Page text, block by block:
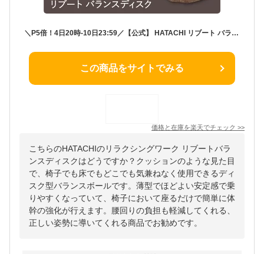
＼P5倍！4日20時-10日23:59／【公式】 HATACHI リブート バランスディスク RelaxingWork リラクシングワーク グレー | 羽立工業 ハタチ 体幹トレーニング 椅子 空気入れ付き 筋トレ トレーニング ストレッチ ダイエット セルフケア ギフト プレゼント
この商品をサイトでみる
価格と在庫を楽天でチェック >>
こちらのHATACHIのリラクシングワーク リブートバラ
ンスディスクはどうですか？クッションのような見た目
で、椅子でも床でもどこでも気兼ねなく使用できるディ
スク型バランスボールです。薄型でほどよい安定感で乗
りやすくなっていて、椅子において座るだけで簡単に体
幹の強化が行えます。腰回りの負担も軽減してくれる、
正しい姿勢に導いてくれる商品でお勧めです。